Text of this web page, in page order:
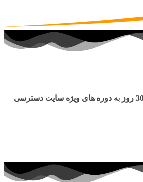
شما می توانید به مدت 30 روز به دوره های ویژه سایت دسترسی